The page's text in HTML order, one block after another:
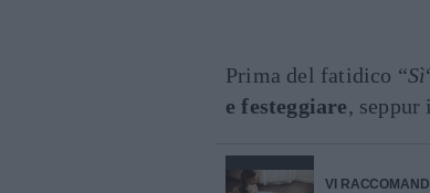
Prima del fatidico “Sì
e festeggiare,
VI